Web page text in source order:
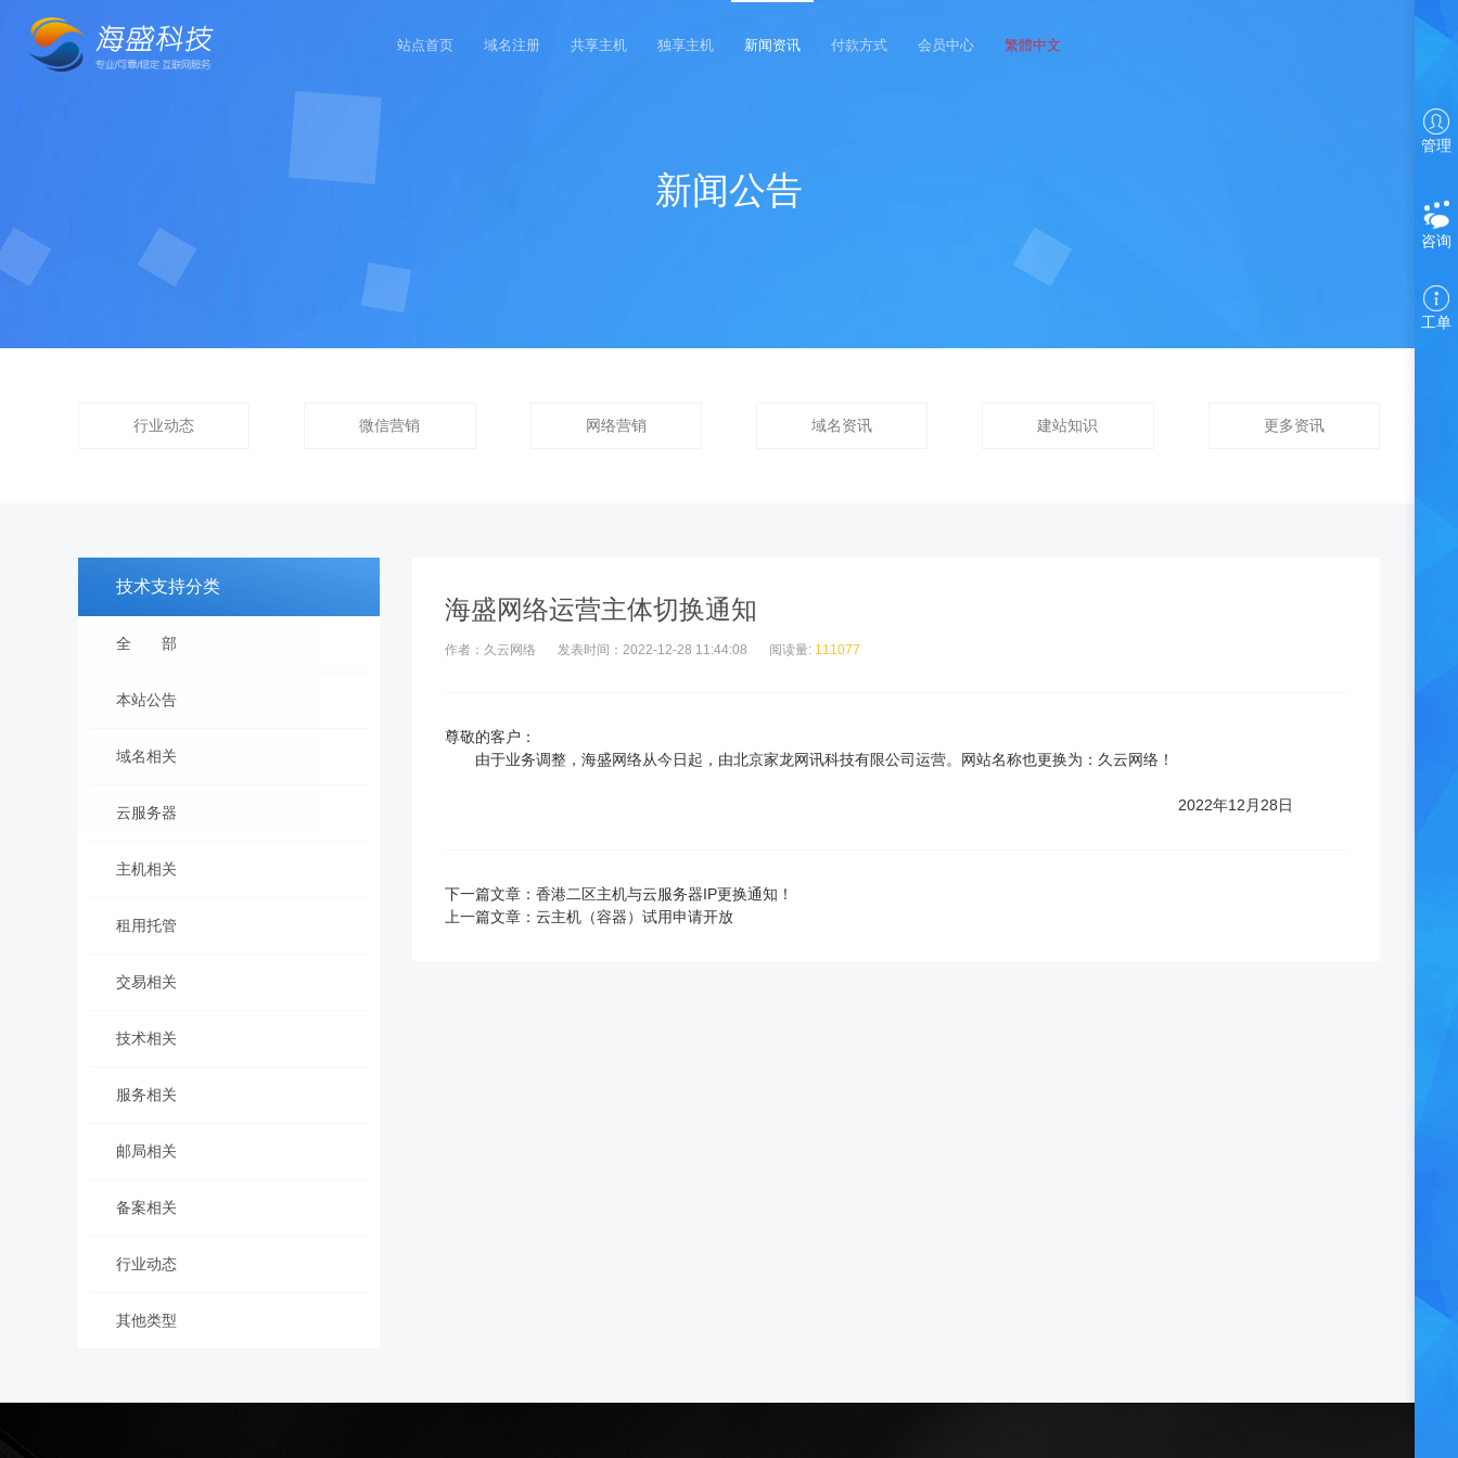
站点首页 域名注册 共享主机 独享主机 新闻资讯 付款方式 会员中心 繁體中文
管理
咨询
工单
新闻公告
行业动态 微信营销 网络营销 域名资讯 建站知识 更多资讯
技术支持分类
全 部
本站公告
域名相关
云服务器
主机相关
租用托管
交易相关
技术相关
服务相关
邮局相关
备案相关
行业动态
其他类型
海盛网络运营主体切换通知
作者：久云网络 发表时间：2022-12-28 11:44:08 阅读量: 111077
尊敬的客户：
由于业务调整，海盛网络从今日起，由北京家龙网讯科技有限公司运营。网站名称也更换为：久云网络！
2022年12月28日
下一篇文章： 香港二区主机与云服务器IP更换通知！
上一篇文章： 云主机（容器）试用申请开放